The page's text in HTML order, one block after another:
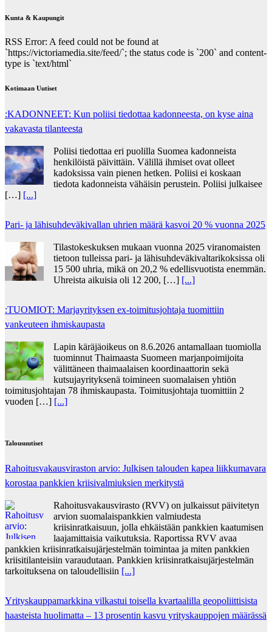
Kunta & Kaupungit
RSS Error: A feed could not be found at
`https://victoriamedia.site/feed/`; the status code is `200` and content-
type is `text/html`
Kotimaan Uutiset
:KADONNEET: Kun poliisi tiedottaa kadonneesta, on kyse aina
vakavasta tilanteesta
Poliisi tiedottaa eri puolilla Suomea kadonneista
henkilöistä päivittäin. Välillä ihmiset ovat olleet
kadoksissa vain pienen hetken. Poliisi ei koskaan
tiedota kadonneista vähäisin perustein. Poliisi julkaisee
[…] [...]
Pari- ja lähisuhdeväkivallan uhrien määrä kasvoi 20 % vuonna 2025
Tilastokeskuksen mukaan vuonna 2025 viranomaisten
tietoon tulleissa pari- ja lähisuhdeväkivaltarikoksissa oli
15 500 uhria, mikä on 20,2 % edellisvuotista enemmän.
Uhreista aikuisia oli 12 200, […] [...]
:TUOMIOT: Marjayrityksen ex-toimitusjohtaja tuomittiin
vankeuteen ihmiskaupasta
Lapin käräjäoikeus on 8.6.2026 antamallaan tuomiolla
tuominnut Thaimaasta Suomeen marjanpoimijoita
välittäneen thaimaalaisen koordinaattorin sekä
kutsujayrityksenä toimineen suomalaisen yhtiön
toimitusjohtajan 78 ihmiskaupasta. Toimitusjohtaja tuomittiin 2
vuoden […] [...]
Talousuutiset
Rahoitusvakausviraston arvio: Julkisen talouden kapea liikkumavara
korostaa pankkien kriisivalmiuksien merkitystä
Rahoitusvakausvirasto (RVV) on julkaissut päivitetyn
arvion suomalaispankkien valmiudesta
kriisinratkaisuun, jolla ehkäistään pankkien kaatumisen
laajamittaisia vaikutuksia. Raportissa RVV avaa
pankkien kriisinratkaisujärjestelmän toimintaa ja miten pankkien
kriisitilanteisiin varaudutaan. Pankkien kriisinratkaisujärjestelmän
tarkoituksena on taloudellisiin [...]
Yrityskauppamarkkina vilkastui toisella kvartaalilla geopoliittisista
haasteista huolimatta – 13 prosentin kasvu yrityskauppojen määrässä